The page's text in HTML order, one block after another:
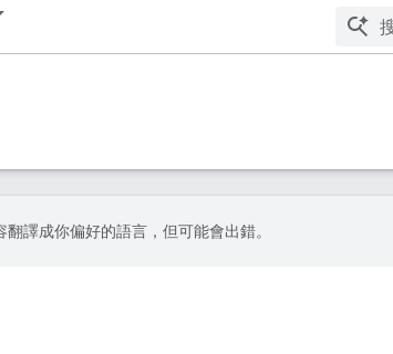
譯成你偏好的語言，但可能會出錯。